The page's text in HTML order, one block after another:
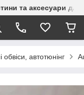
та аксесуари
обвіси, автотюнінг